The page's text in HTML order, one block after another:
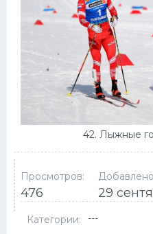
42. Лыжные
Просмотров:
476 29
Категории: ---